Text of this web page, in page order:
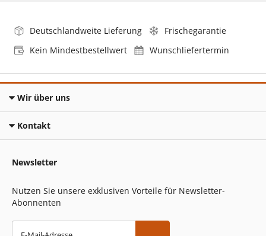
Deutschlandweite Lieferung
Frischegarantie
Kein Mindestbestellwert
Wunschliefertermin
Wir über uns
Kontakt
Newsletter
Nutzen Sie unsere exklusiven Vorteile für Newsletter-
Abonnenten